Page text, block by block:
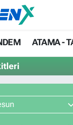
ATAMA -
Eczaneler
Vakitleri
Yoğunluk Haritası